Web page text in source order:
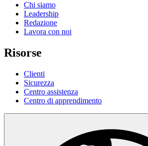
Chi siamo
Leadership
Redazione
Lavora con noi
Risorse
Clienti
Sicurezza
Centro assistenza
Centro di apprendimento